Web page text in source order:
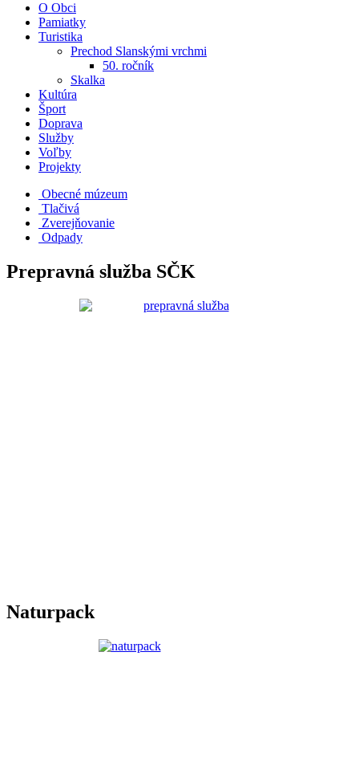
O Obci
Pamiatky
Turistika
Prechod Slanskými vrchmi
50. ročník
Skalka
Kultúra
Šport
Doprava
Služby
Voľby
Projekty
Obecné múzeum
Tlačivá
Zverejňovanie
Odpady
Prepravná služba SČK
Naturpack